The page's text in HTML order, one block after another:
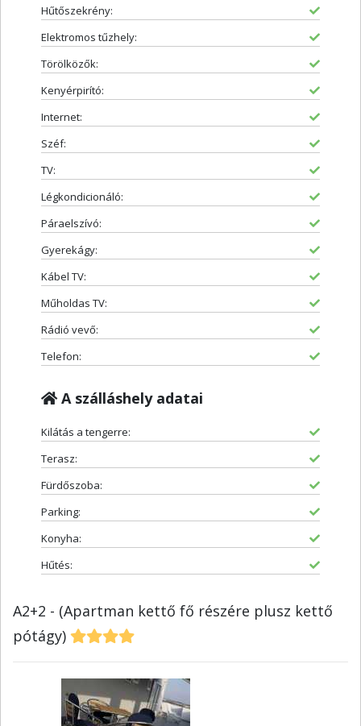
Hűtőszekrény:
Elektromos tűzhely:
Törölközők:
Kenyérpirító:
Internet:
Széf:
TV:
Légkondicionáló:
Páraelszívó:
Gyerekágy:
Kábel TV:
Műholdas TV:
Rádió vevő:
Telefon:
A szálláshely adatai
Kilátás a tengerre:
Terasz:
Fürdőszoba:
Parking:
Konyha:
Hűtés:
A2+2 - (Apartman kettő fő részére plusz kettő
pótágy)